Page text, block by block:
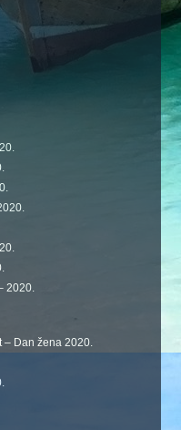
2020.
– Dan žena 2020.